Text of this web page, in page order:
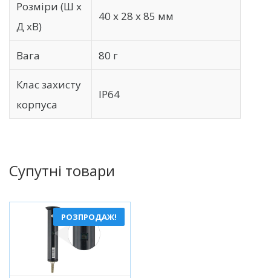
Розміри (Ш х
Д хВ)
40 х 28 х 85 мм
Вага 80 г
Клас захисту
корпуса
IP64
Супутні товари
РОЗПРОДАЖ!